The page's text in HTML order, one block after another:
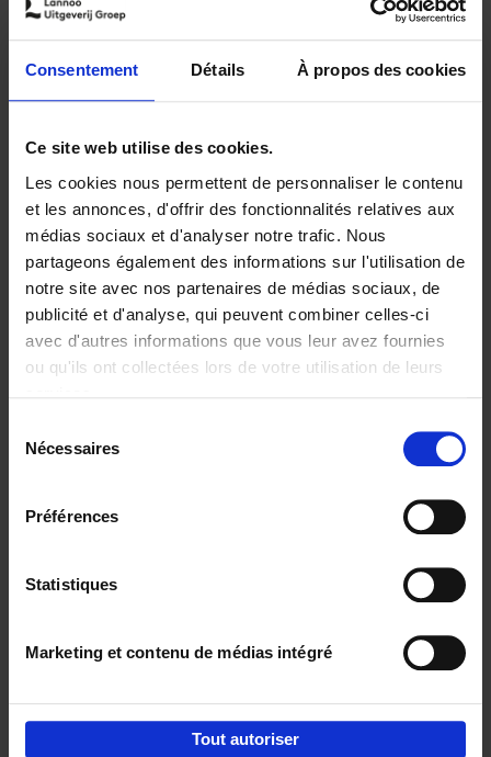
Consentement Détails À propos des cookies
Ce site web utilise des cookies.
Les cookies nous permettent de personnaliser le contenu
et les annonces, d'offrir des fonctionnalités relatives aux
médias sociaux et d'analyser notre trafic. Nous
partageons également des informations sur l'utilisation de
notre site avec nos partenaires de médias sociaux, de
publicité et d'analyse, qui peuvent combiner celles-ci
avec d'autres informations que vous leur avez fournies
ou qu'ils ont collectées lors de votre utilisation de leurs
Nécessaires
Préférences
Statistiques
Marketing et contenu de médias intégré
Tout autoriser
Building Bonds = Building
Business
Jochen Roef Jozefien De Feyter
Carolien Boom
Couverture souple
2025 200
€29,99
Digital marketing like a PRO -
completely revised edition (EN)